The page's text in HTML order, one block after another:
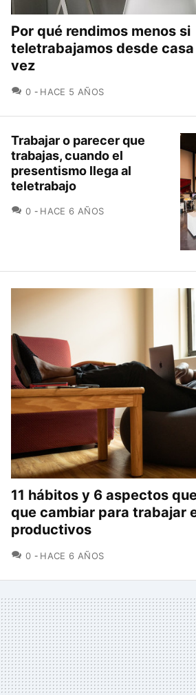
Por qué rendimos menos si
teletrabajamos desde
vez
0 COMENTARIOS
HACE 5 AÑOS
Trabajar o parecer que
trabajas, cuando el
presentismo llega al
teletrabajo
0 COMENTARIOS
HACE 6 AÑOS
11 hábitos y 6 aspectos
que cambiar para trabajar
productivos
0 COMENTARIOS
HACE 6 AÑOS